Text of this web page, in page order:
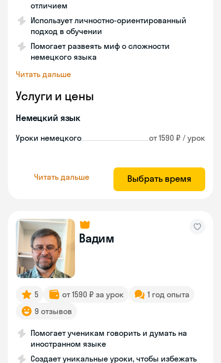
отличием
Использует личностно-ориентированный
подход в обучении
Помогает развеять миф о сложности
немецкого языка
Читать дальше
Услуги и цены
Немецкий язык
Уроки немецкого от 1590 ₽ / урок
Читать дальше Выбрать время
Вадим
5 от 1590 ₽ за урок
1 год опыта
9 отзывов
Помогает ученикам говорить и думать на
иностранном языке
Создает уникальные уроки, чтобы избежать